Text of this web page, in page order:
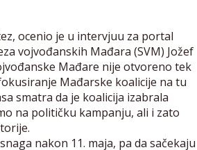
ocenio je u intervjuu za portal
vojvođanskih Mađara (SVM) Jožef
Mađare nije otvoreno tek
Mađarske koalicije na tu
smatra da je koalicija izabrala
na političku kampanju, ali i zato
nakon 11. maja, pa da sačekaju